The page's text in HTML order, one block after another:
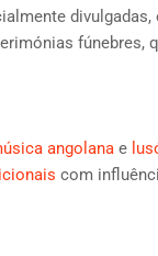
divulgadas,
fúnebres,
angolanae
com